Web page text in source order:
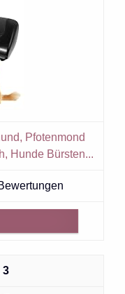
Pfotenmond
Hunde Bürsten...
3